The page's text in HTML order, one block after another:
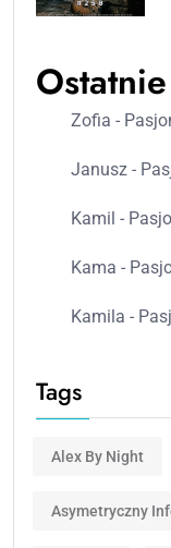
Zofia -
Janusz -
Kamil -
Kama -
Kamila -
Tags
Alex By Night
Asymetryczny